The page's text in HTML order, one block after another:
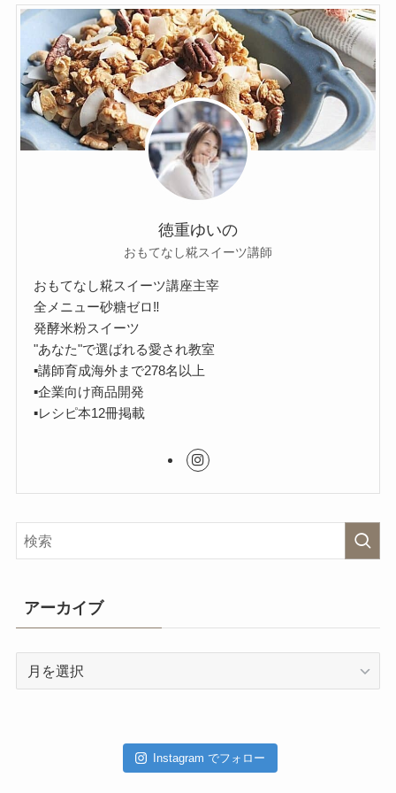
徳重ゆいの
おもてなし糀スイーツ講師
おもてなし糀スイーツ講座主宰
全メニュー砂糖ゼロ‼︎
発酵米粉スイーツ
"あなた"で選ばれる愛され教室
▪︎講師育成海外まで278名以上
▪︎企業向け商品開発
▪︎レシピ本12冊掲載
アーカイブ
Instagram でフォロー